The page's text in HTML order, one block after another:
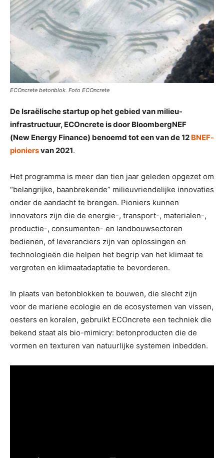
ECOncrete betonblok. Foto ECOncrete
De Israëlische startup op het gebied van milieu-
infrastructuur, ECOncrete is door BloombergNEF
(New Energy Finance) benoemd tot een van de 12 BNEF-
pioniersvan2021.
Het programma is meer dan tien jaar geleden opgezet om
“belangrijke, baanbrekende” milieuvriendelijke innovaties
onder de aandacht te brengen. Pioniers kunnen
innovators zijn die de energie-, transport-, materialen-,
productie-, consumenten- en landbouwsectoren
bedienen, of leveranciers zijn van oplossingen en
technologieën die helpen het begrip van het klimaat te
vergroten en klimaatadaptatie te bevorderen.
In plaats van betonblokken te bouwen, die slecht zijn
voor de mariene ecologie en de ecosystemen van vissen,
oesters en koralen, gebruikt ECOncrete een techniek die
bekend staat als bio-mimicry: betonproducten die de
vormen en texturen van natuurlijke systemen inbedden.